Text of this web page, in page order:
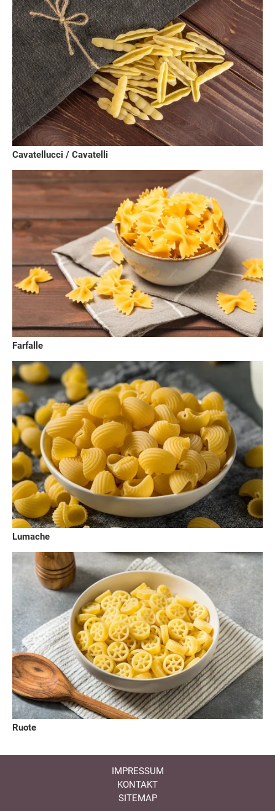
Cavatellucci / Cavatelli
Farfalle
Lumache
Ruote
IMPRESSUM
KONTAKT
SITEMAP